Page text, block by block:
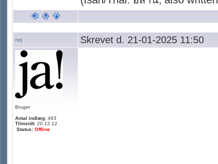
nej Skrevet d. 21-01-2025 11:50
Bruger
Antal indlæg: 463
Tilmeldt: 20.12.12
Status: Offline